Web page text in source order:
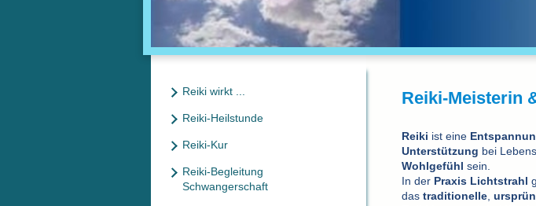
Reiki-Meisterin
Reiki ist eine
Unterstützung bei
Wohlgefühl sein.
In der Praxis Lichtstrahl
das traditionelle,
Reiki wirkt ...
Reiki-Heilstunde
Reiki-Kur
Reiki-Begleitung
Schwangerschaft